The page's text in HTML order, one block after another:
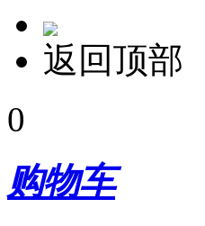
返回顶部
0
购物车